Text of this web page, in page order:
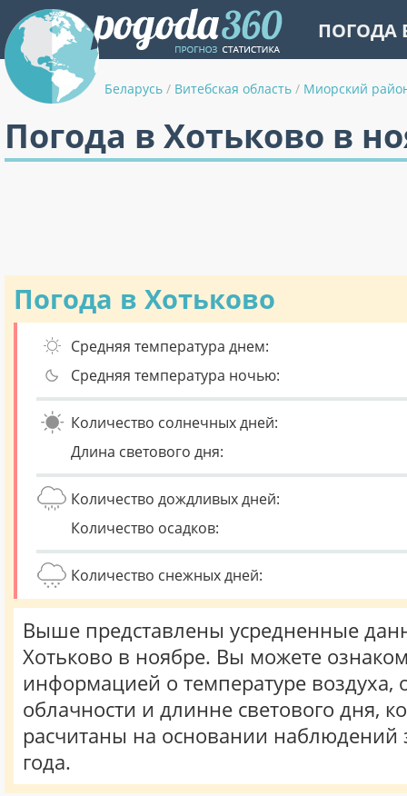
ПОГОДА
Беларусь / Витебская область / Миорский
Погода в Хотьково в
Погода в Хотьково
Средняя температура днем:
Средняя температура ночью:
Количество солнечных дней:
Длина светового дня:
Количество дождливых дней:
Количество осадков:
Количество снежных дней:
Выше представлены усредненные
Хотьково в ноябре. Вы можете
информацией о температуре воздуха,
облачности и длинне светового дня,
расчитаны на основании наблюдений
года.